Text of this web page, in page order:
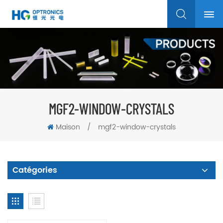
MGF2-WINDOW-CRYSTALS
Maison / mgf2-window-crystals
Catégories